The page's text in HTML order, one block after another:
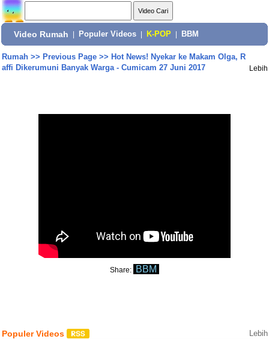
Video Rumah Populer Videos K-POP BBM
Rumah>> Previous Page>> Hot News! Nyekar ke Makam Olga, R
affi Dikerumuni Banyak Warga - Cumicam 27 Juni 2017
Lebih
Share: BBM
Populer Videos Lebih